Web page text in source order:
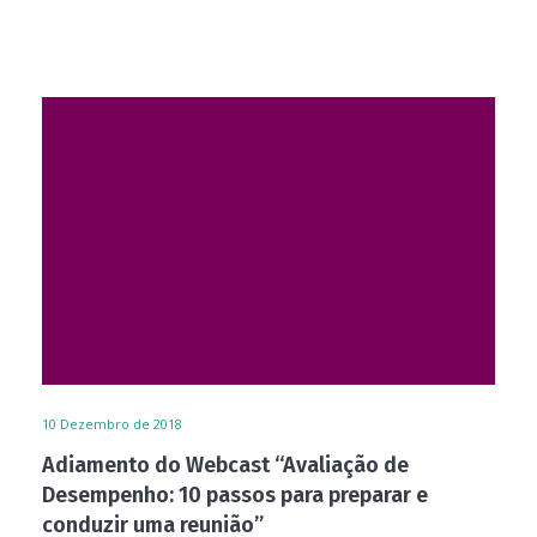
10 Dezembro de 2018
Adiamento do Webcast “Avaliação de
Desempenho: 10 passos para preparar e
conduzir uma reunião”